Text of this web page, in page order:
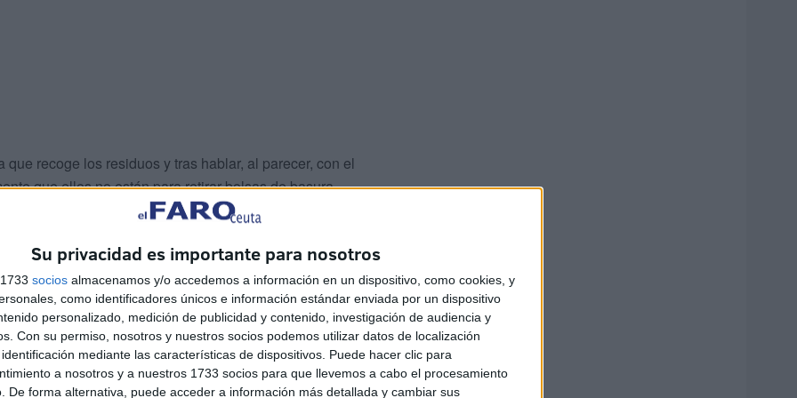
Su privacidad es importante para nosotros
socios almacenamos y/o accedemos a información en un dispositivo, como cookies, y
como identificadores únicos e información estándar enviada por un dispositivo
personalizado, medición de publicidad y contenido, investigación de audiencia y
Con su permiso, nosotros y nuestros socios podemos utilizar datos de localización
mediante las características de dispositivos. Puede hacer clic para
a nosotros y a nuestros 1733 socios para que llevemos a cabo el procesamiento
De forma alternativa, puede acceder a información más detallada y cambiar sus
recoge los residuos y tras hablar, al parecer, con el
que ellos no están para retirar bolsas de basura
se quedan allí las bolsas para siempre,
barrio lo hace, allí se quedan.
de forma altruista o colaboradora se dedique día tras